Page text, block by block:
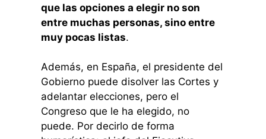
que las opciones a elegir no son
entre muchas personas, sino entre
muy pocas listas.
Además, en España, el presidente del
Gobierno puede disolver las Cortes y
adelantar elecciones, pero el
Congreso que le ha elegido, no
puede. Por decirlo de forma